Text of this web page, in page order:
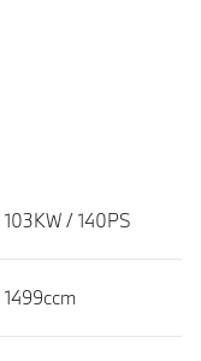
103KW / 140PS
1499ccm